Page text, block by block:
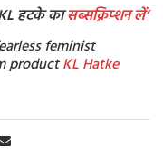
KL हटके कासब्सक्रिप्शनलें’
feminist
productKL Hatke